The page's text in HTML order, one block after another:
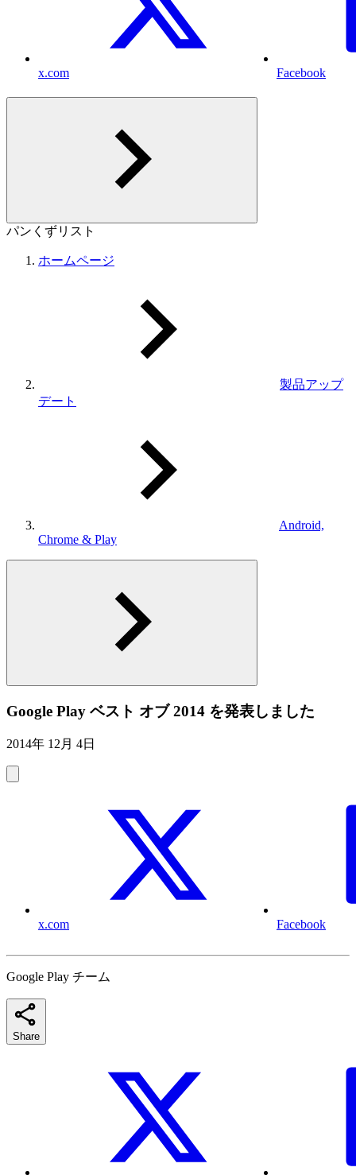
x.com Facebook
パンくずリスト
ホームページ
製品アップ
デート
Android,
Chrome & Play
Google Play ベスト オブ 2014 を発表しました
2014年 12月 4日
x.com Facebook
Google Play チーム
Share